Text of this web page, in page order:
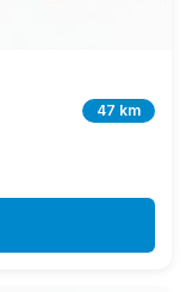
47 km